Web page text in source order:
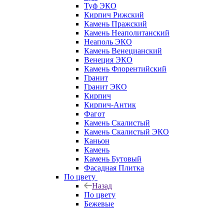
Туф ЭКО
Кирпич Рижский
Камень Пражский
Камень Неаполитанский
Неаполь ЭКО
Камень Венецианский
Венеция ЭКО
Камень Флорентийский
Гранит
Гранит ЭКО
Кирпич
Кирпич-Антик
Фагот
Камень Скалистый
Камень Скалистый ЭКО
Каньон
Камень
Камень Бутовый
Фасадная Плитка
По цвету
Назад
По цвету
Бежевые